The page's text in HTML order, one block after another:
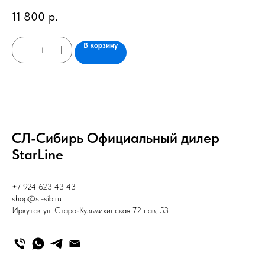
11 800 р.
В корзину
СЛ-Сибирь Официальный дилер
StarLine
+7 924 623 43 43
shop@sl-sib.ru
Иркутск ул. Старо-Кузьмихинская 72 пав. 53